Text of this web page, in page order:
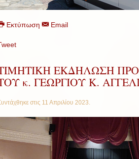
Εκτύπωση Email
ΕΚΔΗΛΩΣΗ
κ. ΓΕΩΡΓΙΟΥ Κ.
στις 11 Απριλίου 2023.